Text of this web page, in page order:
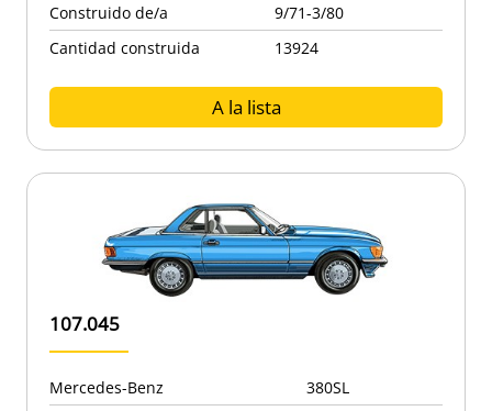
Construido de/a
9/71-3/80
Cantidad construida
13924
A la lista
107.045
Mercedes-Benz
380SL